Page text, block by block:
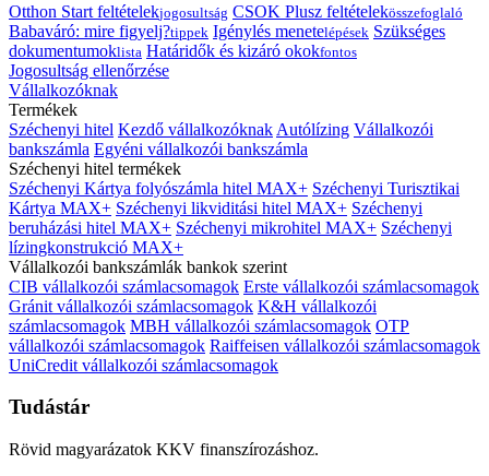
Otthon Start feltételekjogosultság CSOK Plusz feltételekösszefoglaló
Babaváró: mire figyelj?tippek Igénylés menetelépések Szükséges
dokumentumoklista Határidők és kizáró okokfontos
Jogosultság ellenőrzése
Vállalkozóknak
Termékek
Széchenyi hitel Kezdő vállalkozóknak Autólízing Vállalkozói
bankszámla Egyéni vállalkozói bankszámla
Széchenyi hitel termékek
Széchenyi Kártya folyószámla hitel MAX+ Széchenyi Turisztikai
Kártya MAX+ Széchenyi likviditási hitel MAX+ Széchenyi
beruházási hitel MAX+ Széchenyi mikrohitel MAX+ Széchenyi
lízingkonstrukció MAX+
Vállalkozói bankszámlák bankok szerint
CIB vállalkozói számlacsomagok Erste vállalkozói számlacsomagok
Gránit vállalkozói számlacsomagok K&H vállalkozói
számlacsomagok MBH vállalkozói számlacsomagok OTP
vállalkozói számlacsomagok Raiffeisen vállalkozói számlacsomagok
UniCredit vállalkozói számlacsomagok
Tudástár
Rövid magyarázatok KKV finanszírozáshoz.